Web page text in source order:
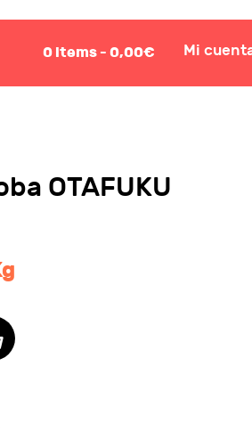
0 items - 0,00€ Mi
OTAFUKU